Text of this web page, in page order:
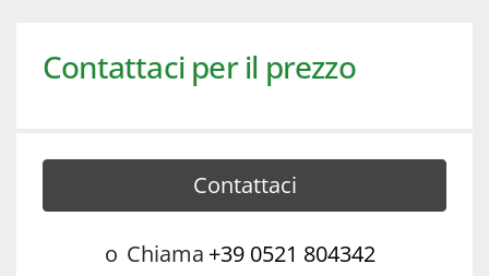
Contattaci per il prezzo
Contattaci
o Chiama +39 0521 804342